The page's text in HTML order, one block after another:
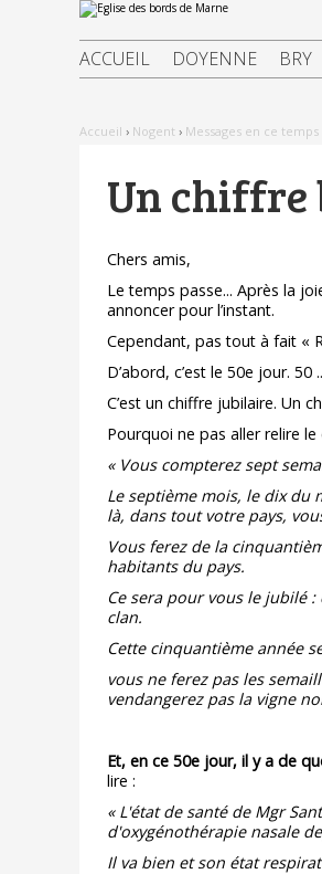
Aller
au
contenu.
|
Aller
Outils
personnels
ACCUEIL DOYENNE BRY
Accueil › Nogent › Messages en ce
Un chiffre
Chers amis,
Le temps passe... Après la
annoncer pour l’instant.
Cependant, pas tout à fait «
D’abord, c’est le 50e jour. 50
C’est un chiffre jubilaire. Un
Pourquoi ne pas aller relire
« Vous compterez sept
Le septième mois, le dix du
là, dans tout votre pays,
Vous ferez de la
habitants du pays.
Ce sera pour vous le jubilé
clan.
Cette cinquantième année
vous ne ferez pas les
vendangerez pas la vigne
Et, en ce 50e jour, il y a de
lire :
« L'état de santé de Mgr
d'oxygénothérapie nasale
Il va bien et son état